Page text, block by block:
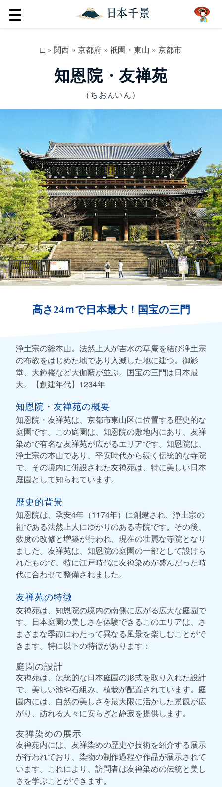
☰
□ » 関西 » 京都府 » 祇園・東山 » 京都市
知恩院・友禅苑
（ちおんいん）
高さ24ｍで日本最大！国宝の三門
浄土宗の総本山。法然上人が吉水の草庵を結び浄土宗
の布教をはじめた地であり入滅した地に建つ。御影
堂、大鐘楼など大伽藍が並ぶ。国宝の三門は日本最
大。【創建年代】1234年
知恩院・友禅苑の概要
知恩院・友禅苑は、京都市東山区に位置する歴史的な
庭園です。この庭園は、知恩院の敷地内にあり、友禅
染めで有名な友禅苑が広がるエリアです。知恩院は、
浄土宗の本山であり、平安時代から続く伝統的な寺院
で、その境内に併設された友禅苑は、特に美しい日本
庭園として知られています。
歴史的背景
知恩院は、承安4年（1174年）に創建され、浄土宗の
祖である法然上人にゆかりのある寺院です。その後、
数度の改修と増築が行われ、現在の壮麗な寺院となり
ました。友禅苑は、知恩院の庭園の一部として設けら
れたもので、特に江戸時代に友禅染めが盛んだった時
代に合わせて整備されました。
友禅苑の特徴
友禅苑は、知恩院の境内の南側に広がる広大な庭園で
す。日本庭園の美しさを体験できるこのエリアは、さ
まざまな季節にわたって異なる風景を楽しむことがで
きます。特に以下の特徴があります：
庭園の設計
友禅苑は、伝統的な日本庭園の形式を取り入れた設計
で、美しい池や石組み、植栽が配置されています。庭
園内には、自然の美しさを最大限に活かした景観が広
がり、訪れる人々に安らぎと静寂を提供します。
友禅染めの展示
友禅苑内には、友禅染めの歴史や技術を紹介する展示
が行われており、染物の制作過程や作品が展示されて
います。これにより、訪問者は友禅染めの伝統と美し
さを学ぶことができます。